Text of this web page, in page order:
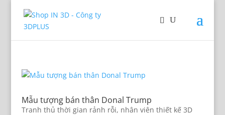
Mẫu tượng bán thân Donal Trump
Tranh thủ thời gian rảnh rỗi, nhân viên thiết kế 3D